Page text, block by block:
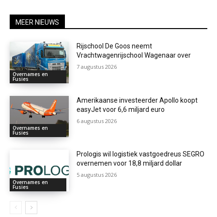
MEER NIEUWS
Overnames en
Fusies
Rijschool De Goos neemt
Vrachtwagenrijschool Wagenaar over
7 augustus 2026
Overnames en
Fusies
Amerikaanse investeerder Apollo koopt
easyJet voor 6,6 miljard euro
6 augustus 2026
Overnames en
Fusies
Prologis wil logistiek vastgoedreus SEGRO
overnemen voor 18,8 miljard dollar
5 augustus 2026